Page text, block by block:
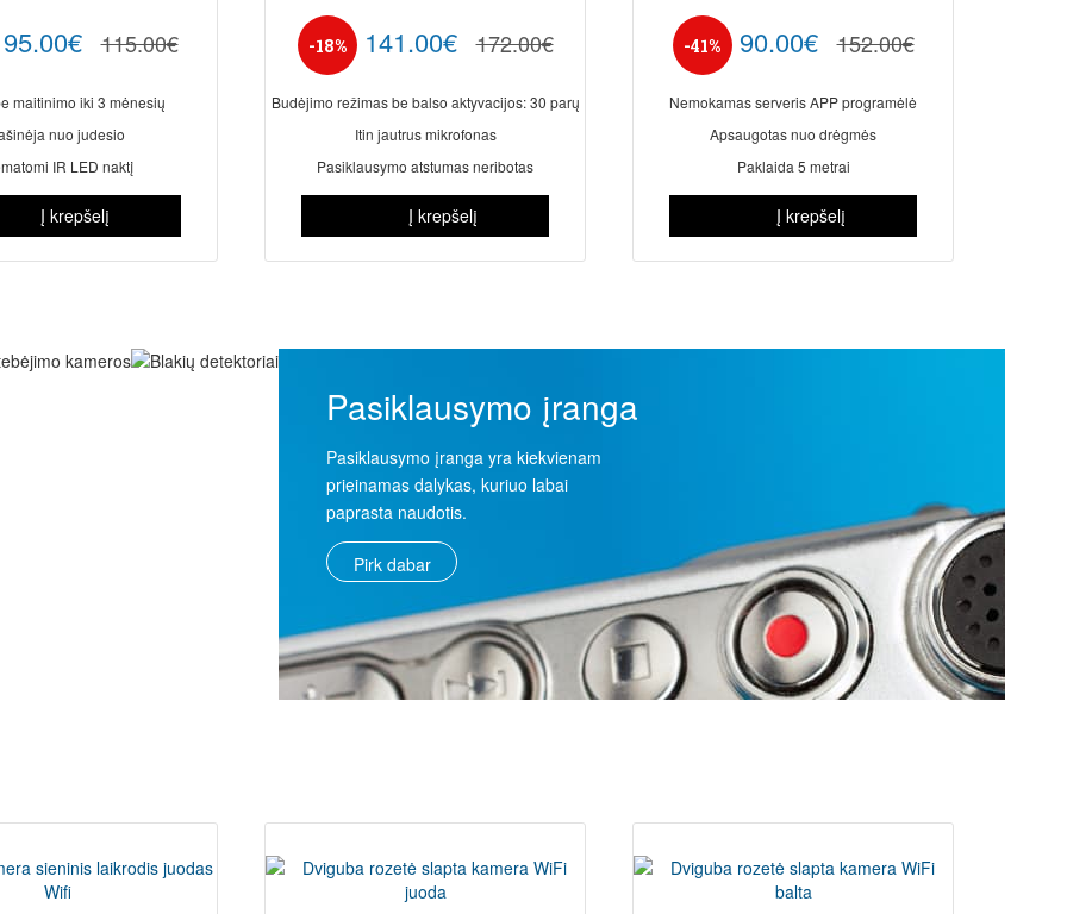
95.00€ 115.00€
maitinimo iki 3 mėnesių
nuo judesio
IR LED naktį
Į krepšelį
-18% 141.00€ 172.00€
Budėjimo režimas be balso aktyvacijos: 30 parų
Itin jautrus mikrofonas
Pasiklausymo atstumas neribotas
Į krepšelį
-41% 90.00€ 152.00€
Nemokamas serveris APP programėlė
Apsaugotas nuo drėgmės
Paklaida 5 metrai
Į krepšelį
Pasiklausymo įranga
Pasiklausymo įranga yra kiekvienam
prieinamas dalykas, kuriuo labai
paprasta naudotis.
Pirk dabar
Blakių detektoriai
Blakių detektorius rinkoje yra ne ką
mažiau paklausus dalykas negu pati
pasiklausymo įranga.